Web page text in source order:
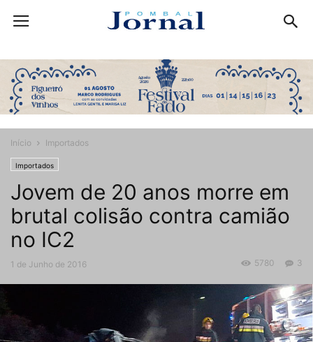
Início Importados
Importados
Jovem de 20 anos morre em
brutal colisão contra camião
no IC2
1 de Junho de 2016 3
5780